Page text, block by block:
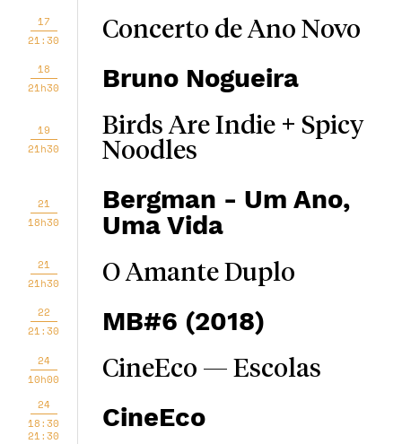
17
21:30
Concerto de Ano Novo
18
21h30
Bruno Nogueira
19
21h30
Birds Are Indie + Spicy
Noodles
21
18h30
Bergman - Um Ano,
Uma Vida
21
21h30
O Amante Duplo
22
21:30
MB#6 (2018)
24
10h00
CineEco — Escolas
24
18:30
21:30
CineEco